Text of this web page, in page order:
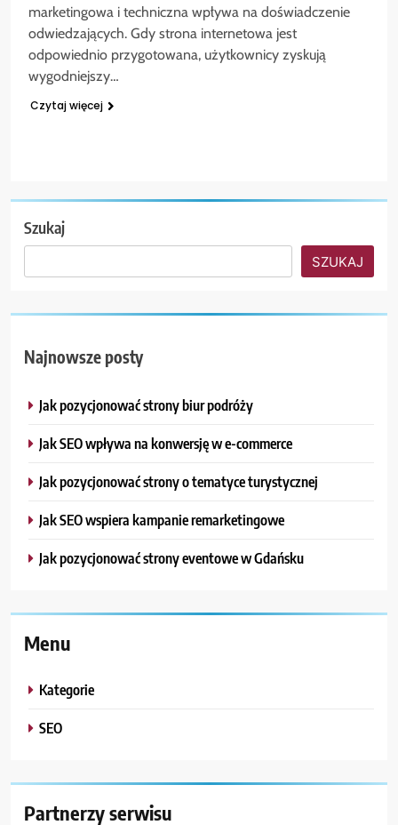
marketingowa i techniczna wpływa na doświadczenie
odwiedzających. Gdy strona internetowa jest
odpowiednio przygotowana, użytkownicy zyskują
wygodniejszy…
Czytaj więcej
Szukaj
SZUKAJ
Najnowsze posty
Jak pozycjonować strony biur podróży
Jak SEO wpływa na konwersję w e-commerce
Jak pozycjonować strony o tematyce turystycznej
Jak SEO wspiera kampanie remarketingowe
Jak pozycjonować strony eventowe w Gdańsku
Menu
Kategorie
SEO
Partnerzy serwisu